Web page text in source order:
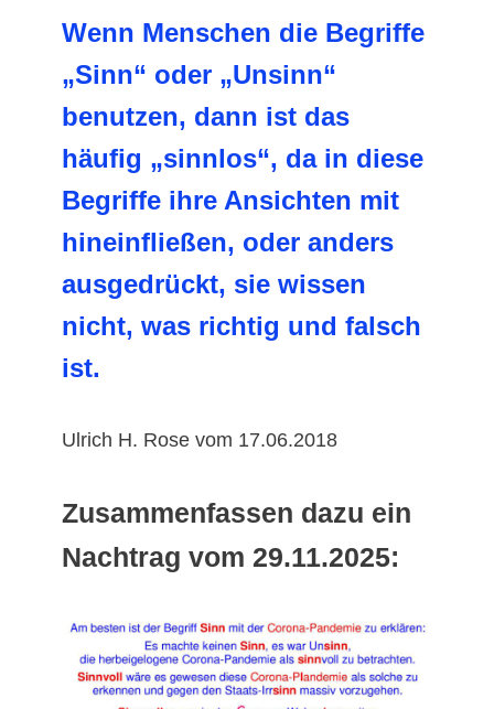
Wenn Menschen die Begriffe
„Sinn“ oder „Unsinn“
benutzen, dann ist das
häufig „sinnlos“, da in diese
Begriffe ihre Ansichten mit
hineinfließen, oder anders
ausgedrückt, sie wissen
nicht, was richtig und falsch
ist.
Ulrich H. Rose vom 17.06.2018
Zusammenfassen dazu ein
Nachtrag vom 29.11.2025: